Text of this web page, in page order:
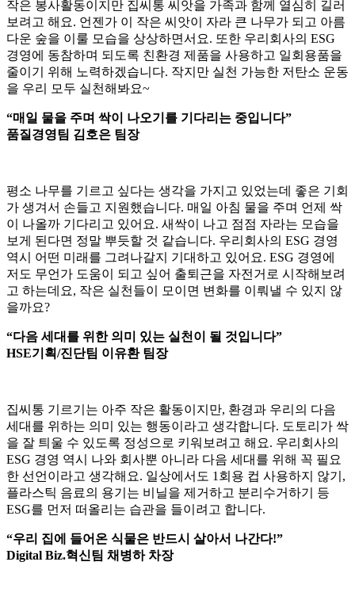
작은 봉사활동이지만 집씨통 씨앗을 가족과 함께 열심히 길러
보려고 해요. 언젠가 이 작은 씨앗이 자라 큰 나무가 되고 아름
다운 숲을 이룰 모습을 상상하면서요. 또한 우리회사의 ESG
경영에 동참하며 되도록 친환경 제품을 사용하고 일회용품을
줄이기 위해 노력하겠습니다. 작지만 실천 가능한 저탄소 운동
을 우리 모두 실천해봐요~
“매일 물을 주며 싹이 나오기를 기다리는 중입니다”
품질경영팀 김호은 팀장
평소 나무를 기르고 싶다는 생각을 가지고 있었는데 좋은 기회
가 생겨서 손들고 지원했습니다. 매일 아침 물을 주며 언제 싹
이 나올까 기다리고 있어요. 새싹이 나고 점점 자라는 모습을
보게 된다면 정말 뿌듯할 것 같습니다. 우리회사의 ESG 경영
역시 어떤 미래를 그려나갈지 기대하고 있어요. ESG 경영에
저도 무언가 도움이 되고 싶어 출퇴근을 자전거로 시작해보려
고 하는데요, 작은 실천들이 모이면 변화를 이뤄낼 수 있지 않
을까요?
“다음 세대를 위한 의미 있는 실천이 될 것입니다”
HSE기획/진단팀 이유환 팀장
집씨통 기르기는 아주 작은 활동이지만, 환경과 우리의 다음
세대를 위하는 의미 있는 행동이라고 생각합니다. 도토리가 싹
을 잘 틔울 수 있도록 정성으로 키워보려고 해요. 우리회사의
ESG 경영 역시 나와 회사뿐 아니라 다음 세대를 위해 꼭 필요
한 선언이라고 생각해요. 일상에서도 1회용 컵 사용하지 않기,
플라스틱 음료의 용기는 비닐을 제거하고 분리수거하기 등
ESG를 먼저 떠올리는 습관을 들이려고 합니다.
“우리 집에 들어온 식물은 반드시 살아서 나간다!”
Digital Biz.혁신팀 채병하 차장